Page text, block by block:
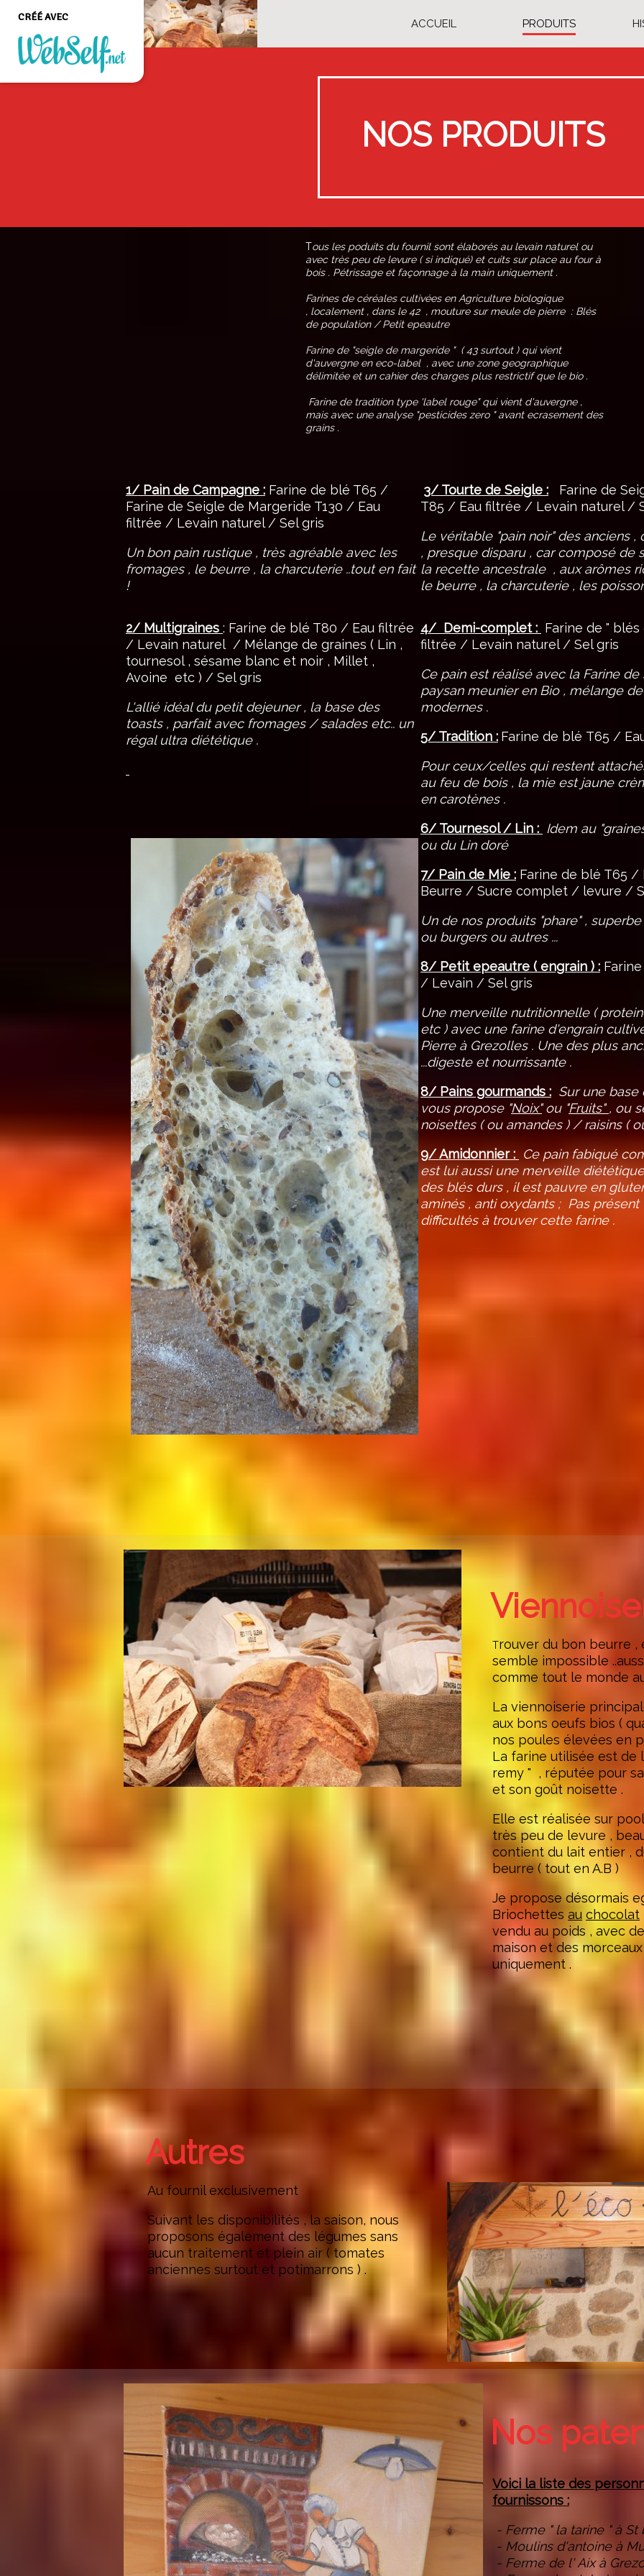
ACCUEIL PRODUITS
NOS PRODUITS
Tous les poduits du fournil sont élaborés au levain naturel ou
avec très peu de levure ( si indiqué) et cuits sur place au four à
bois . Pétrissage et façonnage à la main uniquement .
Farines de céréales cultivées en Agriculture biologique
, localement , dans le 42 , mouture sur meule de pierre : Blés
de population / Petit epeautre
Farine de "seigle de margeride " ( 43 surtout ) qui vient
d'auvergne en eco-label , avec une zone geographique
délimitée et un cahier des charges plus restrictif que le bio .
Farine de tradition type 'label rouge" qui vient d'auvergne ,
mais avec une analyse "pesticides zero " avant ecrasement des
grains .
1/ Pain de Campagne : Farine de blé T65 /
Farine de Seigle de Margeride T130 / Eau
filtrée / Levain naturel / Sel gris
Un bon pain rustique , très agréable avec les
fromages , le beurre , la charcuterie ..tout en fait
!
2/ Multigraines : Farine de blé T80 / Eau filtrée
/ Levain naturel / Mélange de graines ( Lin ,
tournesol , sésame blanc et noir , Millet ,
Avoine etc ) / Sel gris
L'allié idéal du petit dejeuner , la base des
toasts , parfait avec fromages / salades etc.. un
régal ultra diététique .
3/ Tourte de Seigle :
Farine de
T85 / Eau filtrée / Levain naturel /
Le véritable "pain noir" des anciens
, presque disparu , car composé de
la recette ancestrale , aux arômes
le beurre , la charcuterie , les
4/ Demi-complet : Farine de "
filtrée / Levain naturel / Sel gris
Ce pain est réalisé avec la Farine
paysan meunier en Bio , mélange
modernes .
5/ Tradition : Farine de blé T65 /
Pour ceux/celles qui restent
au feu de bois , la mie est jaune
en carotènes .
6/ Tournesol / Lin : Idem au
ou du Lin doré
7/ Pain de Mie : Farine de blé T65
Beurre / Sucre complet / levure /
Un de nos produits "phare" ,
ou burgers ou autres ...
8/ Petit epeautre ( engrain ) :
/ Levain / Sel gris
Une merveille nutritionnelle (
etc ) avec une farine d'engrain
Pierre à Grezolles . Une des plus
...digeste et nourrissante .
8/ Pains gourmands : Sur une
vous propose "Noix"ou "Fruits", ou
noisettes ( ou amandes ) / raisins (
9/ Amidonnier : Ce pain fabiqué
est lui aussi une merveille
des blés durs , il est pauvre en
aminés , anti oxydants ; Pas
difficultés à trouver cette farine .
Trouver du bon beurre ,
semble impossible
comme tout le monde
La viennoiserie
aux bons oeufs bios (
nos poules élevées en
La farine utilisée est de
remy " , réputée pour
et son goût noisette .
Elle est réalisée sur
très peu de levure ,
contient du lait entier ,
beurre ( tout en A.B )
Je propose désormais
Briochettes au chocolat
vendu au poids , avec
maison et des
uniquement .
Autres
Au fournil exclusivement
Suivant les disponibilités , la saison, nous
proposons également des légumes sans
aucun traitement et plein air ( tomates
anciennes surtout et potimarrons ) .
Nos
Voici la liste des
fournissons :
- Ferme " la tarine " à
- Moulins d'antoine à
- Ferme de l' Aix à
CRÉÉ AVEC